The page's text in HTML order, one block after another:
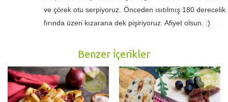
ve çörek otu serpiyoruz. Önceden ısıtılmış 180 derecelik
fırında üzeri kızarana dek pişiriyoruz. Afiyet olsun. :)
Benzer İçerikler